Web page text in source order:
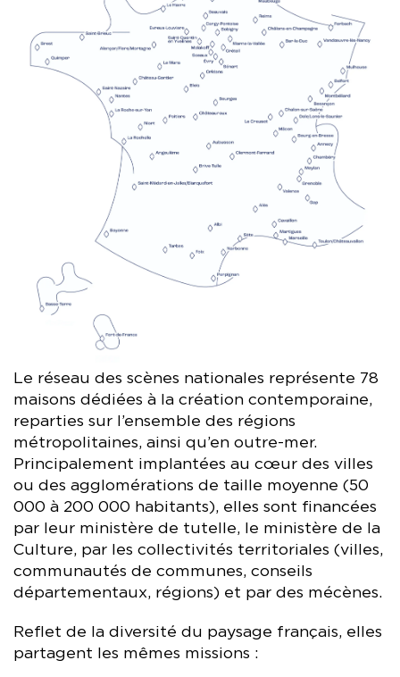
Le réseau des scènes nationales représente 78
maisons dédiées à la création contemporaine,
reparties sur l’ensemble des régions
métropolitaines, ainsi qu’en outre-mer.
Principalement implantées au cœur des villes
ou des agglomérations de taille moyenne (50
000 à 200 000 habitants), elles sont financées
par leur ministère de tutelle, le ministère de la
Culture, par les collectivités territoriales (villes,
communautés de communes, conseils
départementaux, régions) et par des mécènes.
Reflet de la diversité du paysage français, elles
partagent les mêmes missions :